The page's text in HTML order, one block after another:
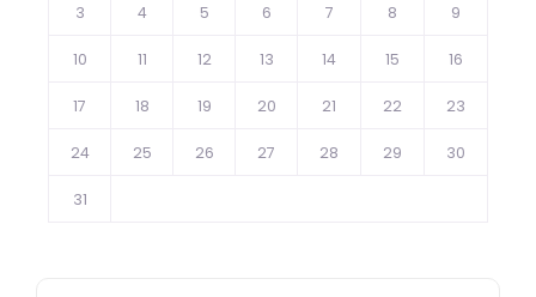
3 4 5 6 7 8 9
10 11 12 13 14 15 16
17 18 19 20 21 22 23
24 25 26 27 28 29 30
31